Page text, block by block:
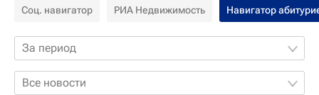
Соц. навигатор РИА Недвижимость Навигатор
За период
Все новости